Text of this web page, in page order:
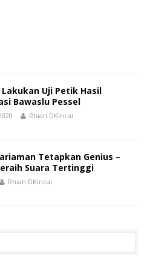
Lakukan Uji Petik Hasil
Bawaslu Pessel
Rhian DKincai
Tetapkan Genius –
Suara Tertinggi
Rhian DKincai